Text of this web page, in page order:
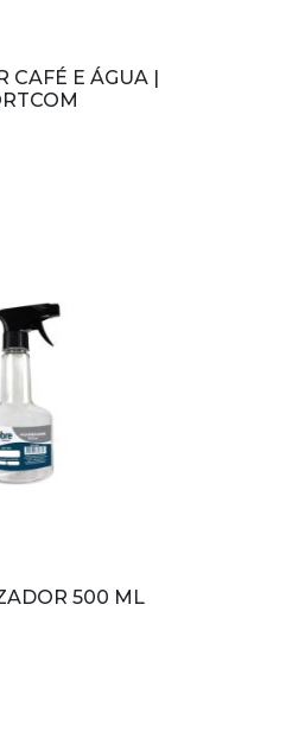
CAFÉ E ÁGUA |
500 ML